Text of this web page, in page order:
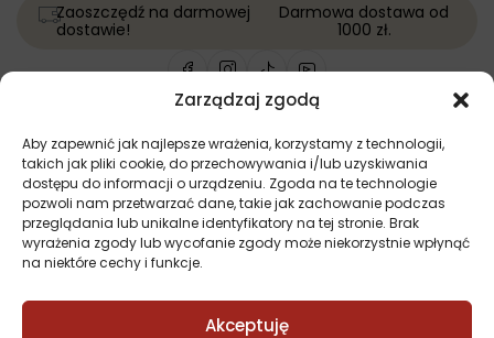
Zarządzaj zgodą
Aby zapewnić jak najlepsze wrażenia, korzystamy z technologii,
takich jak pliki cookie, do przechowywania i/lub uzyskiwania
dostępu do informacji o urządzeniu. Zgoda na te technologie
pozwoli nam przetwarzać dane, takie jak zachowanie podczas
przeglądania lub unikalne identyfikatory na tej stronie. Brak
wyrażenia zgody lub wycofanie zgody może niekorzystnie wpłynąć
na niektóre cechy i funkcje.
Akceptuję
Zaoszczędź na darmowej
dostawie!
Darmowa dostawa od
1000 zł.
wykonanie:Softi.pl